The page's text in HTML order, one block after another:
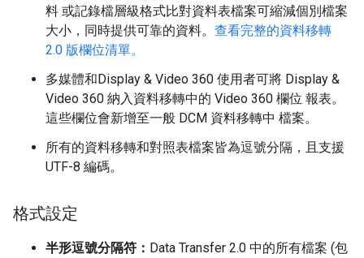
料 或記錄檔層級格式比對資料表檔案可縮減個別檔案
大小，同時提供可靠的資料。 查看完整的資料移轉
2.0 版欄位清單。
多媒體和Display & Video 360 使用者可將 Display &
Video 360 納入資料移轉中的 Video 360 欄位 報表。
這些欄位會新增至一般 DCM 資料移轉中 檔案。
所有的資料移轉和對照表檔案皆為逗號分隔，且支援
UTF-8 編碼。
格式設定
半形逗號分隔符： Data Transfer 2.0 中的所有檔案 (包